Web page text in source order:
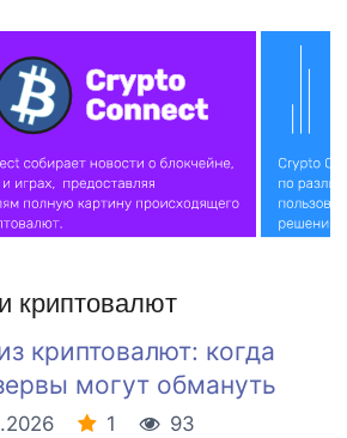
криптовалют
криптовалют: когда
могут обмануть
1
93